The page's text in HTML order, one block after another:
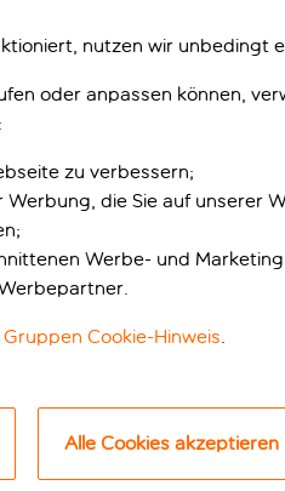
nutzen wir unbedingt
oder anpassen können,
zu verbessern;
die Sie auf unserer
Werbe- und
Gruppen Cookie-Hinweis.
Alle Cookies akzeptieren